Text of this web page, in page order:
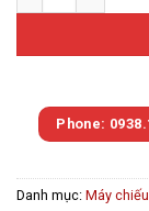
Phone:
Danh mục: Máy